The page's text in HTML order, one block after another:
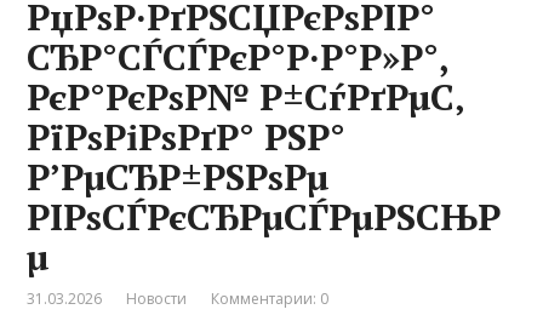
РџРѕР·РґРЅСЏРєРѕРІР°
СЂР°СЃСЃРєР°Р·Р°Р»Р°,
РєР°РєРѕР№ Р±СѓРґРµС‚
РїРѕРіРѕРґР° РЅР°
Р’РµСЂР±РЅРѕРµ
РІРѕСЃРєСЂРµСЃРµРЅСЊР
µ
31.03.2026 Новости Комментарии: 0